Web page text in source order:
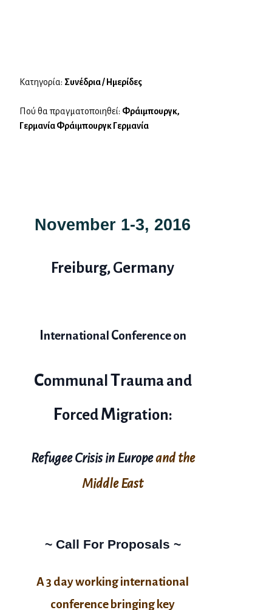
November 1-3, 2016
Freiburg, Germany
nternational Conference on
Communal Trauma and
ForcedMigration:
Refugee Crisis in Europeand the
Middle East
~ Call For Proposals ~
A 3 day working international
conference bringing key
Κατηγορία: Συνέδρια / Ημερίδες
Πού θα πραγματοποιηθεί: Φράιμπουργκ,
Γερμανία Φράιμπουργκ Γερμανία